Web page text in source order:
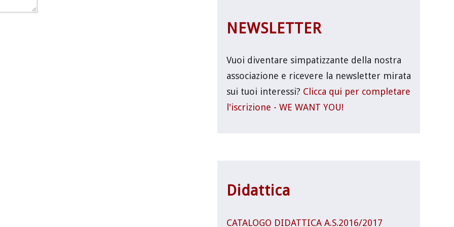
NEWSLETTER
Vuoi diventare simpatizzante della nostra
associazione e ricevere la newsletter mirata
sui tuoi interessi? Clicca qui per completare
l'iscrizione - WE WANT YOU!
Didattica
CATALOGO DIDATTICA A.S.2016/2017